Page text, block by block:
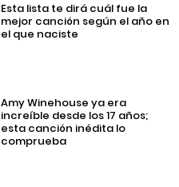
Esta lista te dirá cuál fue la
mejor canción según el año en
el que naciste
Amy Winehouse ya era
increíble desde los 17 años;
esta canción inédita lo
comprueba